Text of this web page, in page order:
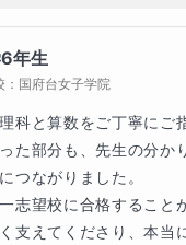
”を言語化できるか
導でも、表面的な
育てます。過去の
思考や因果の把握
を生み出してきまし
とができる人」が
開塾後
「全国学習塾協会」
み掲載。
般入試）】
法学部
間科学部／人間環境
部／文学部
学部
業を通じてお嬢様に「
であれば、これほど嬉し
業を大切に集中して臨
み、努力してくださっ
力へと変えていっていた
回の受験を通して、努力
年生
国府台女子学院
科と算数をご丁寧にご
た部分も、先生の分か
つながりました。
志望校に合格すること
支えてくださり、本当